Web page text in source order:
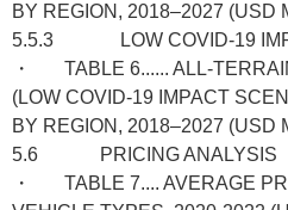
BY REGION, 2018–2027 (USD
5.5.3 LOW COVID-19
・ TABLE 6...... ALL-
(LOW COVID-19 IMPACT
BY REGION, 2018–2027 (USD
5.6 PRICING ANALYSIS
・ TABLE 7.... AVERAGE